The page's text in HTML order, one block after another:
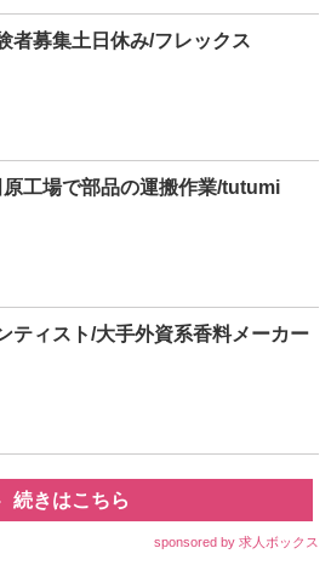
者募集土日休み/フレックス
工場で部品の運搬作業/tutumi
ティスト/大手外資系香料メーカー
続きはこちら
sponsored by 求人ボックス